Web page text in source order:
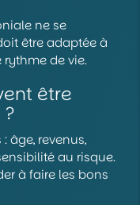
ne se
être adaptée à
rythme de vie.
être
âge, revenus,
au risque.
à faire les bons